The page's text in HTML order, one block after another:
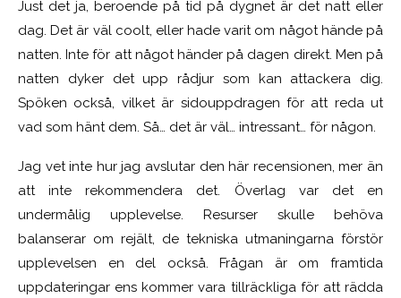
Just det ja, beroende på tid på dygnet är det natt eller
dag. Det är väl coolt, eller hade varit om något hände på
natten. Inte för att något händer på dagen direkt. Men på
natten dyker det upp rådjur som kan attackera dig.
Spöken också, vilket är sidouppdragen för att reda ut
vad som hänt dem. Så… det är väl… intressant… för någon.
Jag vet inte hur jag avslutar den här recensionen, mer än
att inte rekommendera det. Överlag var det en
undermålig upplevelse. Resurser skulle behöva
balanserar om rejält, de tekniska utmaningarna förstör
upplevelsen en del också. Frågan är om framtida
uppdateringar ens kommer vara tillräckliga för att rädda